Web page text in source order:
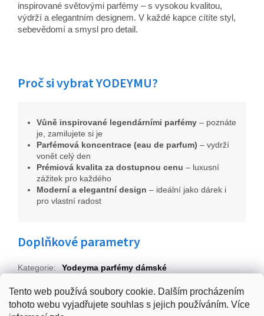
Tento web používá soubory cookie. Dalším procházením
tohoto webu vyjadřujete souhlas s jejich používáním. Více
inspirované světovými parfémy – s vysokou kvalitou,
výdrží a elegantním designem. V každé kapce cítíte styl,
sebevědomí a smysl pro detail.
Proč si vybrat YODEYMU?
Vůně inspirované legendárními parfémy – poznáte
je, zamilujete si je
Parfémová koncentrace (eau de parfum) – vydrží
vonět celý den
Prémiová kvalita za dostupnou cenu – luxusní
zážitek pro každého
Moderní a elegantní design – ideální jako dárek i
pro vlastní radost
Doplňkové parametry
Kategorie:
Yodeyma parfémy dámské